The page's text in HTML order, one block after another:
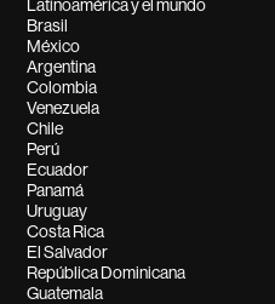
Latinoamérica y el mundo
Brasil
México
Argentina
Colombia
Venezuela
Chile
Perú
Ecuador
Panamá
Uruguay
Costa Rica
El Salvador
República Dominicana
Guatemala